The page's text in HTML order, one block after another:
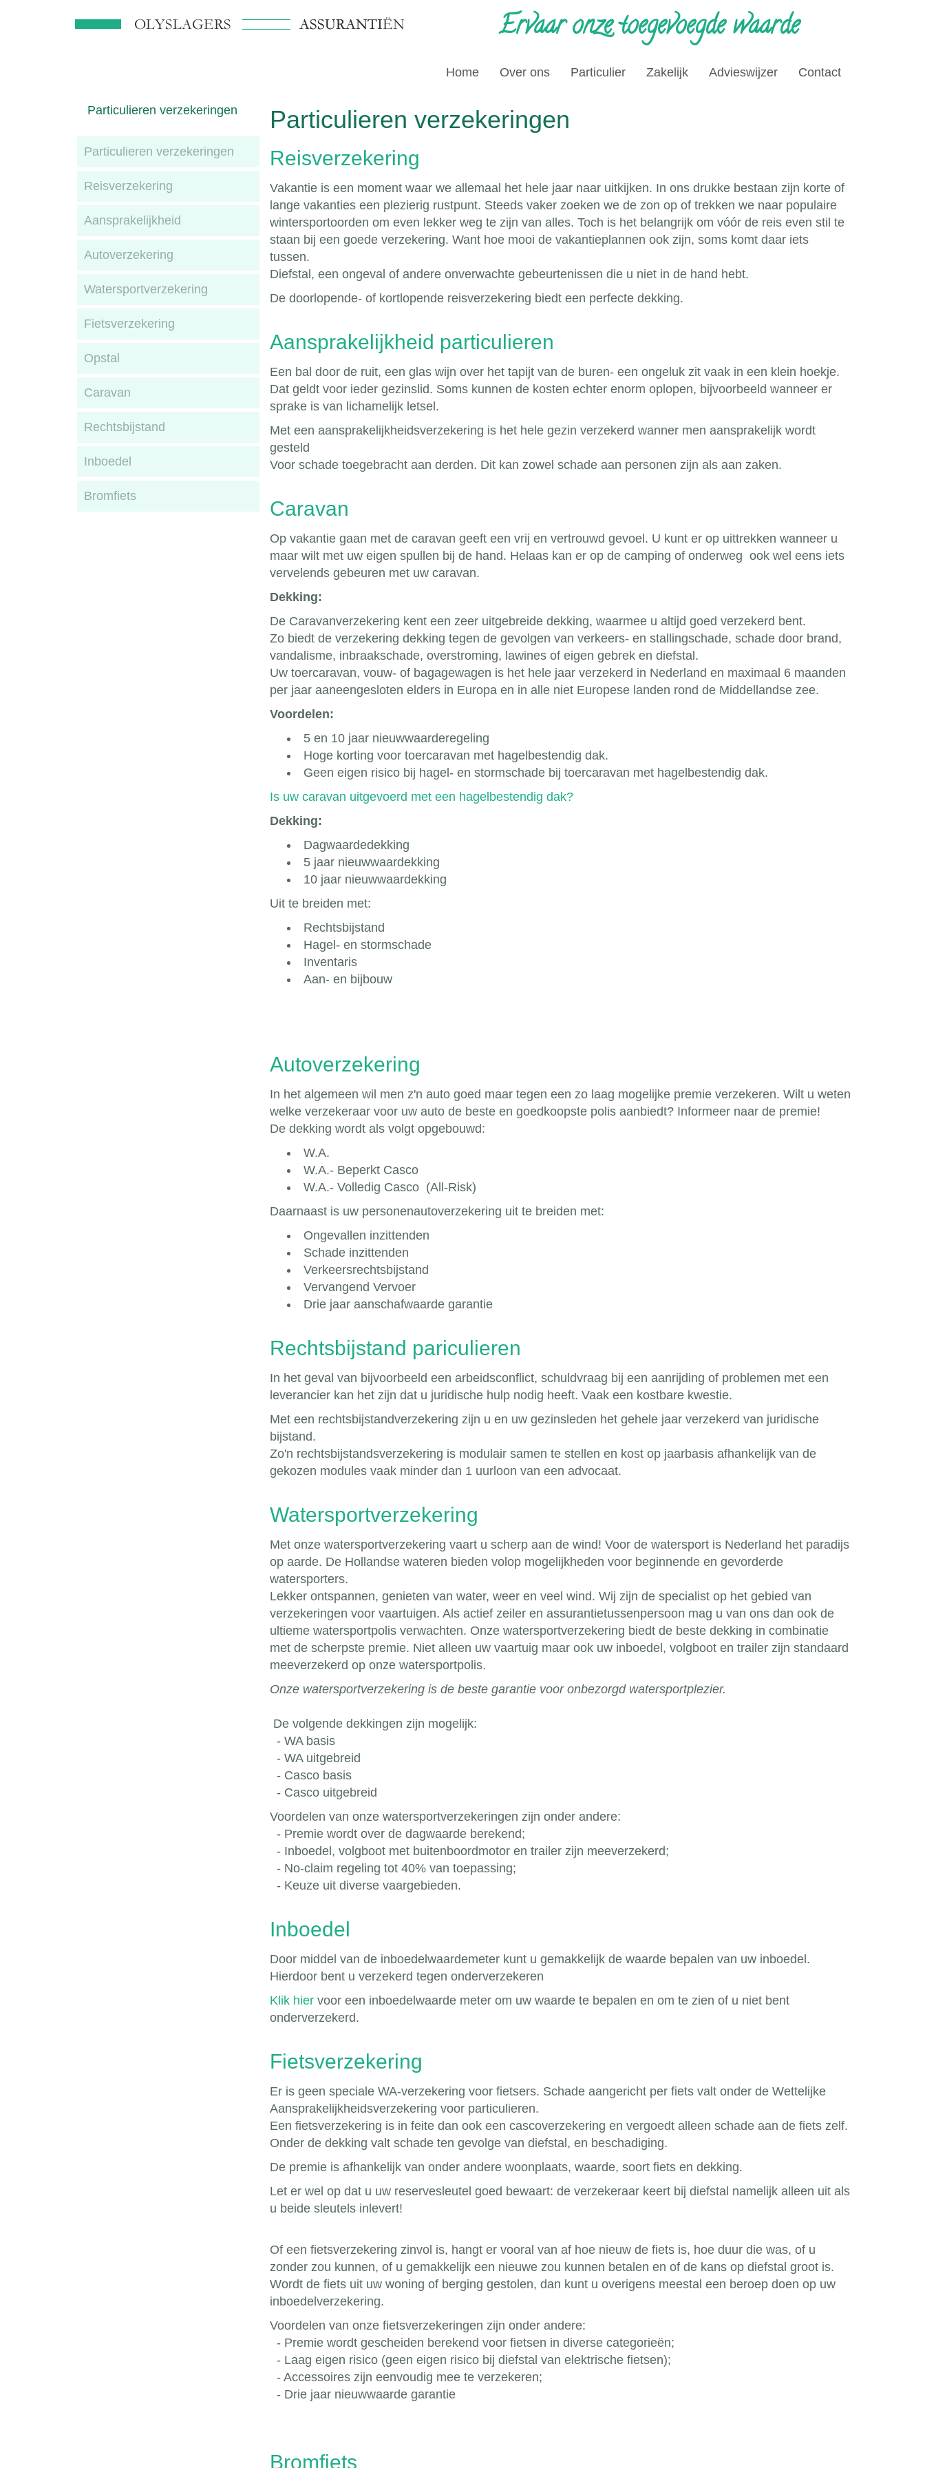
Home Over ons Particulier Zakelijk Advieswijzer Contact
Ervaar onze toegevoegde waarde
Particulieren verzekeringen
Particulieren verzekeringen
Reisverzekering
Aansprakelijkheid
Autoverzekering
Watersportverzekering
Fietsverzekering
Opstal
Caravan
Rechtsbijstand
Inboedel
Bromfiets
Particulieren verzekeringen
Reisverzekering
Vakantie is een moment waar we allemaal het hele jaar naar uitkijken. In ons drukke bestaan zijn korte of
lange vakanties een plezierig rustpunt. Steeds vaker zoeken we de zon op of trekken we naar populaire
wintersportoorden om even lekker weg te zijn van alles. Toch is het belangrijk om vóór de reis even stil te
staan bij een goede verzekering. Want hoe mooi de vakantieplannen ook zijn, soms komt daar iets
tussen.
Diefstal, een ongeval of andere onverwachte gebeurtenissen die u niet in de hand hebt.
De doorlopende- of kortlopende reisverzekering biedt een perfecte dekking.
Aansprakelijkheid particulieren
Een bal door de ruit, een glas wijn over het tapijt van de buren- een ongeluk zit vaak in een klein hoekje.
Dat geldt voor ieder gezinslid. Soms kunnen de kosten echter enorm oplopen, bijvoorbeeld wanneer er
sprake is van lichamelijk letsel.
Met een aansprakelijkheidsverzekering is het hele gezin verzekerd wanner men aansprakelijk wordt
gesteld
Voor schade toegebracht aan derden. Dit kan zowel schade aan personen zijn als aan zaken.
Caravan
Op vakantie gaan met de caravan geeft een vrij en vertrouwd gevoel. U kunt er op uittrekken wanneer u
maar wilt met uw eigen spullen bij de hand. Helaas kan er op de camping of onderweg ook wel eens iets
vervelends gebeuren met uw caravan.
Dekking:
De Caravanverzekering kent een zeer uitgebreide dekking, waarmee u altijd goed verzekerd bent.
Zo biedt de verzekering dekking tegen de gevolgen van verkeers- en stallingschade, schade door brand,
vandalisme, inbraakschade, overstroming, lawines of eigen gebrek en diefstal.
Uw toercaravan, vouw- of bagagewagen is het hele jaar verzekerd in Nederland en maximaal 6 maanden
per jaar aaneengesloten elders in Europa en in alle niet Europese landen rond de Middellandse zee.
Voordelen:
5 en 10 jaar nieuwwaarderegeling
Hoge korting voor toercaravan met hagelbestendig dak.
Geen eigen risico bij hagel- en stormschade bij toercaravan met hagelbestendig dak.
Is uw caravan uitgevoerd met een hagelbestendig dak?
Dekking:
Dagwaardedekking
5 jaar nieuwwaardekking
10 jaar nieuwwaardekking
Uit te breiden met:
Rechtsbijstand
Hagel- en stormschade
Inventaris
Aan- en bijbouw
Autoverzekering
In het algemeen wil men z'n auto goed maar tegen een zo laag mogelijke premie verzekeren. Wilt u weten
welke verzekeraar voor uw auto de beste en goedkoopste polis aanbiedt? Informeer naar de premie!
De dekking wordt als volgt opgebouwd:
W.A.
W.A.- Beperkt Casco
W.A.- Volledig Casco (All-Risk)
Daarnaast is uw personenautoverzekering uit te breiden met:
Ongevallen inzittenden
Schade inzittenden
Verkeersrechtsbijstand
Vervangend Vervoer
Drie jaar aanschafwaarde garantie
Rechtsbijstand pariculieren
In het geval van bijvoorbeeld een arbeidsconflict, schuldvraag bij een aanrijding of problemen met een
leverancier kan het zijn dat u juridische hulp nodig heeft. Vaak een kostbare kwestie.
Met een rechtsbijstandverzekering zijn u en uw gezinsleden het gehele jaar verzekerd van juridische
bijstand.
Zo'n rechtsbijstandsverzekering is modulair samen te stellen en kost op jaarbasis afhankelijk van de
gekozen modules vaak minder dan 1 uurloon van een advocaat.
Watersportverzekering
Met onze watersportverzekering vaart u scherp aan de wind! Voor de watersport is Nederland het paradijs
op aarde. De Hollandse wateren bieden volop mogelijkheden voor beginnende en gevorderde
watersporters.
Lekker ontspannen, genieten van water, weer en veel wind. Wij zijn de specialist op het gebied van
verzekeringen voor vaartuigen. Als actief zeiler en assurantietussenpersoon mag u van ons dan ook de
ultieme watersportpolis verwachten. Onze watersportverzekering biedt de beste dekking in combinatie
met de scherpste premie. Niet alleen uw vaartuig maar ook uw inboedel, volgboot en trailer zijn standaard
meeverzekerd op onze watersportpolis.
Onze watersportverzekering is de beste garantie voor onbezorgd watersportplezier.
De volgende dekkingen zijn mogelijk:
- WA basis
- WA uitgebreid
- Casco basis
- Casco uitgebreid
Voordelen van onze watersportverzekeringen zijn onder andere:
- Premie wordt over de dagwaarde berekend;
- Inboedel, volgboot met buitenboordmotor en trailer zijn meeverzekerd;
- No-claim regeling tot 40% van toepassing;
- Keuze uit diverse vaargebieden.
Inboedel
Door middel van de inboedelwaardemeter kunt u gemakkelijk de waarde bepalen van uw inboedel.
Hierdoor bent u verzekerd tegen onderverzekeren
Klik hier voor een inboedelwaarde meter om uw waarde te bepalen en om te zien of u niet bent
onderverzekerd.
Fietsverzekering
Er is geen speciale WA-verzekering voor fietsers. Schade aangericht per fiets valt onder de Wettelijke
Aansprakelijkheidsverzekering voor particulieren.
Een fietsverzekering is in feite dan ook een cascoverzekering en vergoedt alleen schade aan de fiets zelf.
Onder de dekking valt schade ten gevolge van diefstal, en beschadiging.
De premie is afhankelijk van onder andere woonplaats, waarde, soort fiets en dekking.
Let er wel op dat u uw reservesleutel goed bewaart: de verzekeraar keert bij diefstal namelijk alleen uit als
u beide sleutels inlevert!
Of een fietsverzekering zinvol is, hangt er vooral van af hoe nieuw de fiets is, hoe duur die was, of u
zonder zou kunnen, of u gemakkelijk een nieuwe zou kunnen betalen en of de kans op diefstal groot is.
Wordt de fiets uit uw woning of berging gestolen, dan kunt u overigens meestal een beroep doen op uw
inboedelverzekering.
Voordelen van onze fietsverzekeringen zijn onder andere:
- Premie wordt gescheiden berekend voor fietsen in diverse categorieën;
- Laag eigen risico (geen eigen risico bij diefstal van elektrische fietsen);
- Accessoires zijn eenvoudig mee te verzekeren;
- Drie jaar nieuwwaarde garantie
Bromfiets